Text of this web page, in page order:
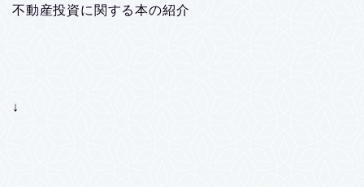
不動産投資に関する本の紹介
↓